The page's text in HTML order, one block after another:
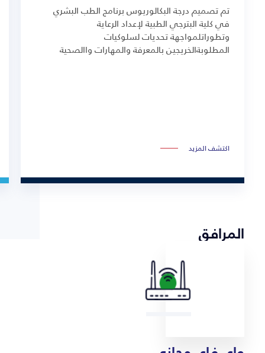
تم تصميم درجة البكالوريوس برنامج الطب البشري
في كلية البترجي الطبية لإعداد الرعاية
وتطوراتلمواجهة تحديات لسلوكيات
المطلوبةالخريجين بالمعرفة والمهارات واالصحية
اكتشف المزيد
المرافق